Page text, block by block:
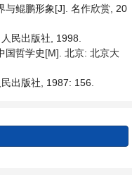
与鲲鹏形象[J]. 名作欣赏, 20
民出版社, 1998.
国哲学史[M]. 北京: 北京大
出版社, 1987: 156.